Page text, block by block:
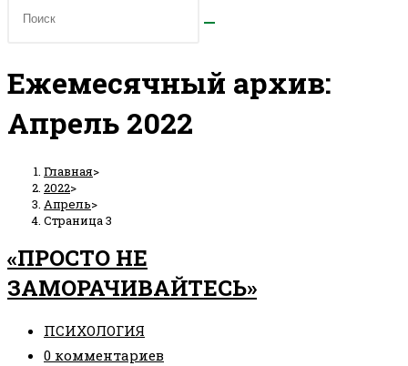
Ежемесячный архив:
Апрель 2022
Главная>
2022>
Апрель>
Страница 3
«ПРОСТО НЕ
ЗАМОРАЧИВАЙТЕСЬ»
Рубрика
записи:
ПСИХОЛОГИЯ
Комментарии
0 комментариев